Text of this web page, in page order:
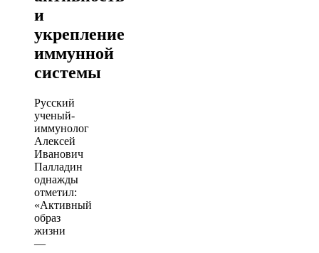
и
укрепление
иммунной
системы
Русский
ученый-
иммунолог
Алексей
Иванович
Палладин
однажды
отметил:
«Активный
образ
жизни
—